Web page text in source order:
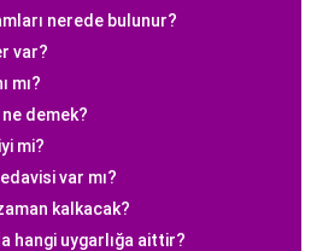
nerede bulunur?
var?
mı?
demek?
mi?
var mı?
kalkacak?
hangi uygarlığa aittir?